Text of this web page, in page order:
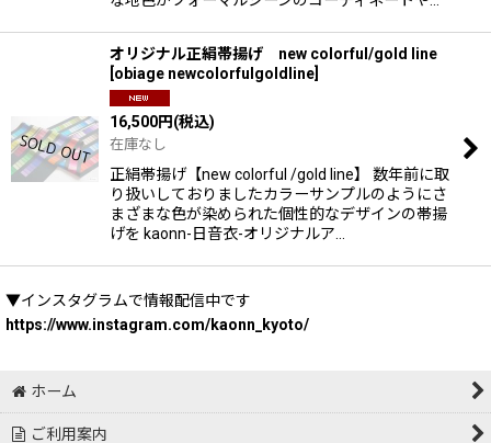
オリジナル正絹帯揚げ new colorful/gold line
obiage newcolorfulgoldline
16,500円(税込)
在庫なし
正絹帯揚げ【new colorful /gold line】 数年前に取
り扱いしておりましたカラーサンプルのようにさ
まざまな色が染められた個性的なデザインの帯揚
げを kaonn-日音衣-オリジナルア…
▼インスタグラムで情報配信中です
https://www.instagram.com/kaonn_kyoto/
ホーム
ご利用案内